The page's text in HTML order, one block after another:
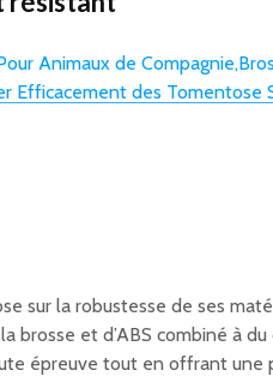
sur la robustesse de ses
brosse et d’ABS combiné à
épreuve tout en offrant une